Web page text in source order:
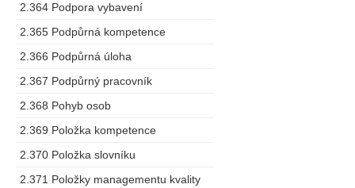
2.364 Podpora vybavení
2.365 Podpůrná kompetence
2.366 Podpůrná úloha
2.367 Podpůrný pracovník
2.368 Pohyb osob
2.369 Položka kompetence
2.370 Položka slovníku
2.371 Položky managementu kvality